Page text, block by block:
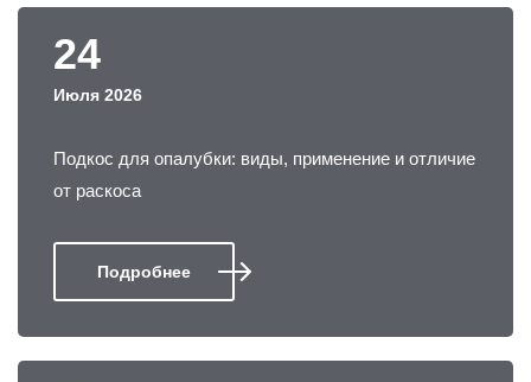
24
Июля 2026
Подкос для опалубки: виды, применение и отличие
от раскоса
Подробнее